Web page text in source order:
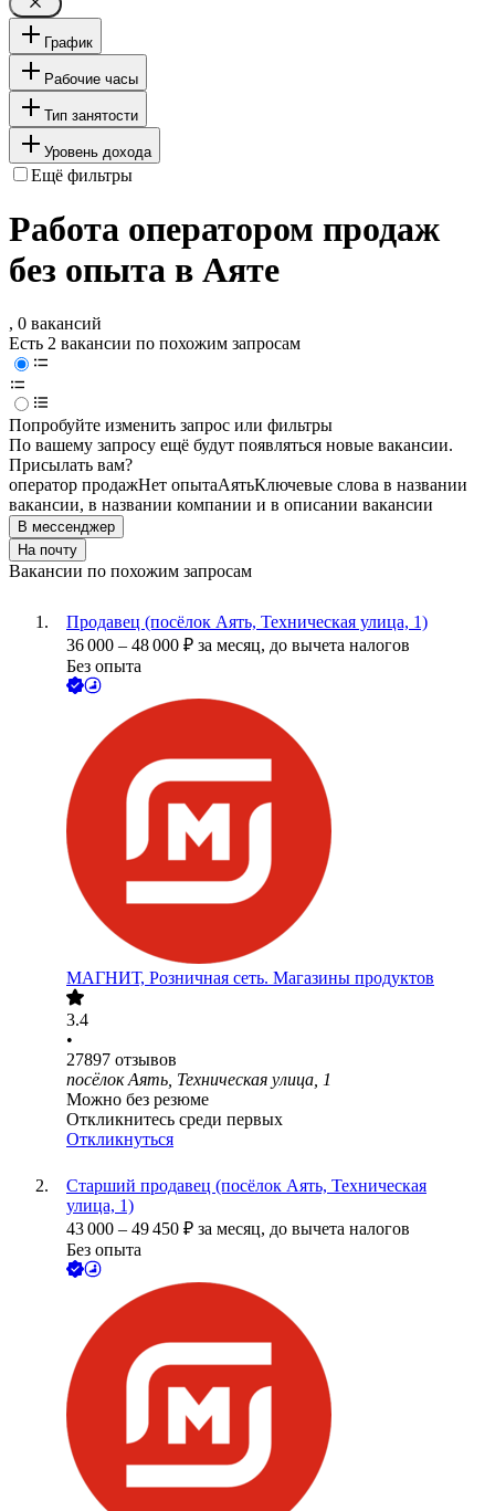
График
Рабочие часы
Тип занятости
Уровень дохода
Ещё фильтры
Работа оператором продаж
без опыта в Аяте
, 0 вакансий
Есть 2 вакансии по похожим запросам
Попробуйте изменить запрос или фильтры
По вашему запросу ещё будут появляться новые вакансии.
Присылать вам?
оператор продажНет опытаАятьКлючевые слова в названии
вакансии, в названии компании и в описании вакансии
В мессенджер
На почту
Вакансии по похожим запросам
Продавец (посёлок Аять, Техническая улица, 1)
36 000 – 48 000 ₽ за месяц, до вычета налогов
Без опыта
МАГНИТ, Розничная сеть. Магазины продуктов
3.4
•
27897 отзывов
посёлок Аять, Техническая улица, 1
Можно без резюме
Откликнитесь среди первых
Откликнуться
Старший продавец (посёлок Аять, Техническая
улица, 1)
43 000 – 49 450 ₽ за месяц, до вычета налогов
Без опыта